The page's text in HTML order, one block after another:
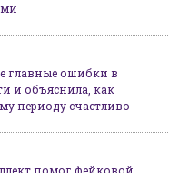
главные ошибки в
и объяснила, как
периоду счастливо